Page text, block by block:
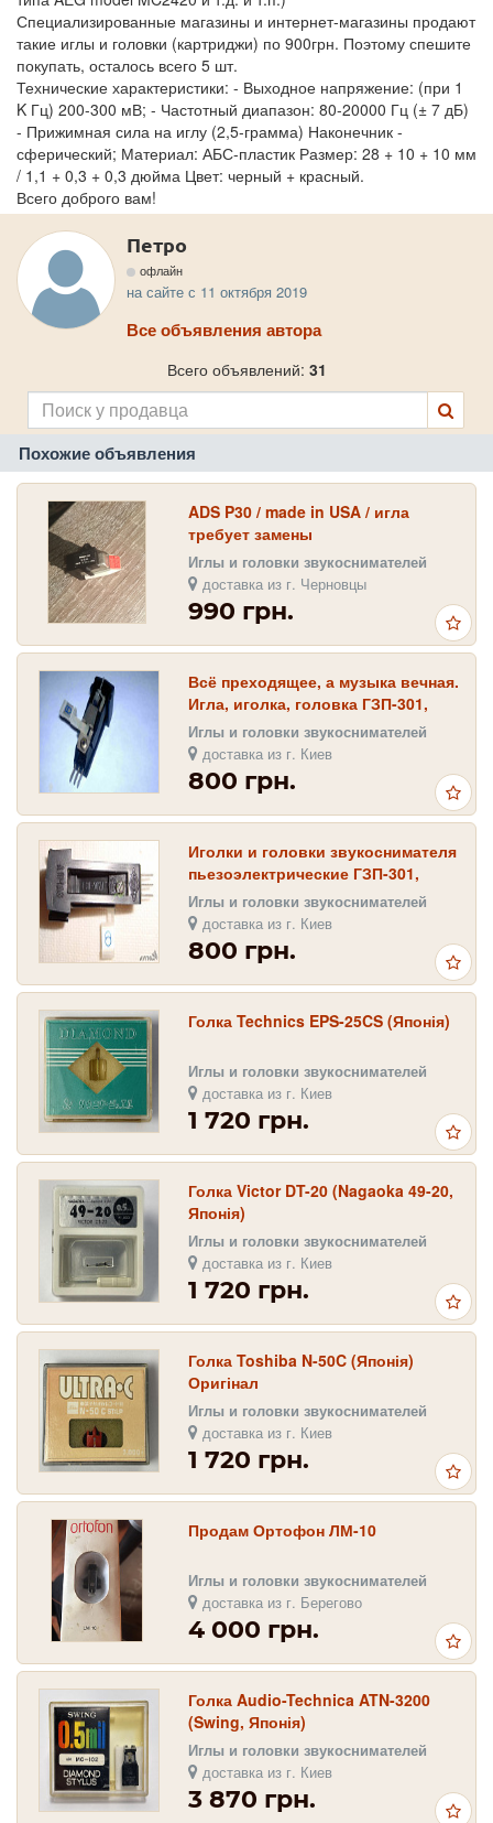
Специализированные магазины и интернет-магазины продают
такие иглы и головки (картриджи) по 900грн. Поэтому спешите
покупать, осталось всего 5 шт.
Технические характеристики: - Выходное напряжение: (при 1
K Гц) 200-300 мВ; - Частотный диапазон: 80-20000 Гц (± 7 дБ)
- Прижимная сила на иглу (2,5-грамма) Наконечник -
сферический; Материал: АБС-пластик Размер: 28 + 10 + 10 мм
/ 1,1 + 0,3 + 0,3 дюйма Цвет: черный + красный.
Всего доброго вам!
Петро
офлайн
на сайте с 11 октября 2019
Все объявления автора
Всего объявлений: 31
Похожие объявления
ADS P30 / made in USA / игла
требует замены
Иглы и головки звукоснимателей
доставка из г. Черновцы
990 грн.
Всё преходящее, а музыка вечная.
Игла, иголка, головка ГЗП-301,
ГЗП-302, ГЗП-303, ГЗП-305 и
ГЗКУ-631
Иглы и головки звукоснимателей
доставка из г. Киев
800 грн.
Иголки и головки звукоснимателя
пьезоэлектрические ГЗП-301,
ГЗП-302, ГЗП-303, ГЗП-305,
ГЗКУ-631P
Иглы и головки звукоснимателей
доставка из г. Киев
800 грн.
Голка Technics EPS-25CS (Японія)
Иглы и головки звукоснимателей
доставка из г. Киев
1 720 грн.
Голка Victor DT-20 (Nagaoka 49-20,
Японія)
Иглы и головки звукоснимателей
доставка из г. Киев
1 720 грн.
Голка Toshiba N-50C (Японія)
Оригінал
Иглы и головки звукоснимателей
доставка из г. Киев
1 720 грн.
Продам Ортофон ЛМ-10
Иглы и головки звукоснимателей
доставка из г. Берегово
4 000 грн.
Голка Audio-Technica ATN-3200
(Swing, Японія)
Иглы и головки звукоснимателей
доставка из г. Киев
3 870 грн.